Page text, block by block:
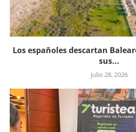
Los españoles descartan
sus...
julio 28, 2026